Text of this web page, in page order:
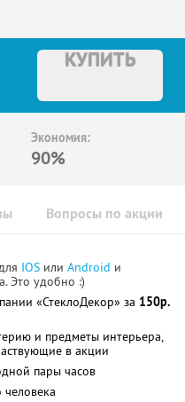
КУПИТЬ
Экономия:
90%
Вопросы по акции
IOS или Android и
Это удобно :)
«СтеклоДекор» за 150р.
и предметы интерьера,
в акции
пары часов